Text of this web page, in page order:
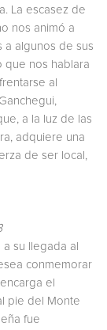
La escasez de
nos animó a
a algunos de sus
que nos hablara
al
a la luz de las
adquiere una
de ser local,
su llegada al
conmemorar
el
pie del Monte
fue